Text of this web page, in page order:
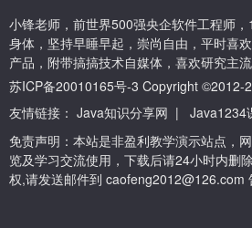
小锋老师，前世界500强央企软件工程师
身体，坚持早睡早起，崇尚自由，平时喜
产品，附带搞搞技术自媒体，喜欢研究主
苏ICP备20010165号-3 Copyright ©2012-
友情链接： Java知识分享网 |
Java1234
免责声明：本站是非盈利教学演示站点，
览及学习交流使用，下载后请24小时内删
权,请发送邮件到 caofeng2012@126.com